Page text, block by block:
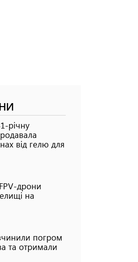
річну
від гелю для
дрони
на
погром
та отримали